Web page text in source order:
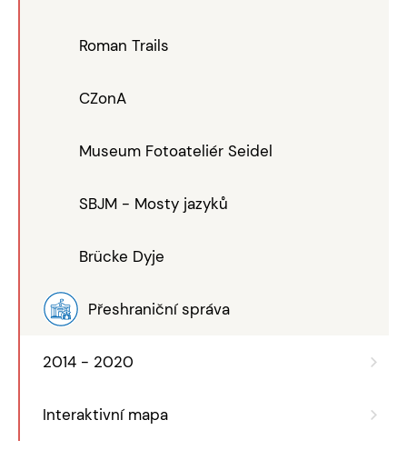
Roman Trails
CZonA
Museum Fotoateliér Seidel
SBJM - Mosty jazyků
Brücke Dyje
Přeshraniční správa
2014 - 2020
Interaktivní mapa